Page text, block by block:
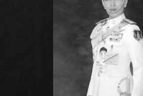
มหาวิทยาลัยบูรพา